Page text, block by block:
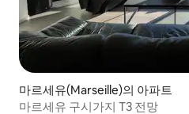
마르세유(Marseille)의 아파트
마르세유 구시가지 T3 전망